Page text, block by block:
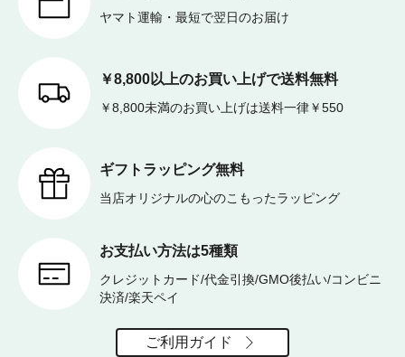
ヤマト運輸・最短で翌日のお届け
￥8,800以上のお買い上げで送料無料
￥8,800未満のお買い上げは送料一律￥550
ギフトラッピング無料
当店オリジナルの心のこもったラッピング
お支払い方法は5種類
クレジットカード/代金引換/GMO後払い/コンビニ
決済/楽天ペイ
ご利用ガイド